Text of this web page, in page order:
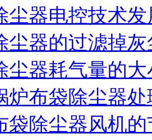
尘器电控技术
尘器的过滤掉
尘器耗气量的大
炉布袋除尘器
袋除尘器风机